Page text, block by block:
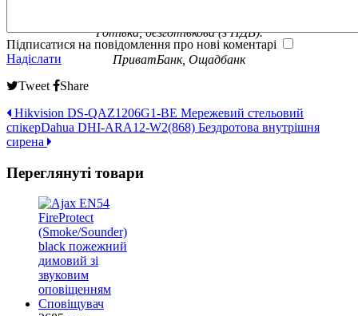
Готівка, безготівкова (з ПДВ).
ПриватБанк, Ощадбанк
Підписатися на повідомлення про нові коментарі
Надіслати
Tweet
Share
Hikvision DS-QAZ1206G1-BE Мережевий стельовий
спікерDahua DHI-ARA12-W2(868) Бездротова внутрішня
сирена
Переглянуті товари